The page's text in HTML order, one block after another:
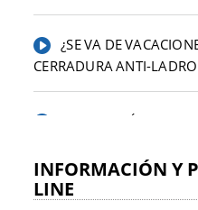
¿SE VA DE
CERRADURA ANTI-
INSTALACIÓN DE
AMAESTRAMIENTO
INFORMACIÓN Y
LINE